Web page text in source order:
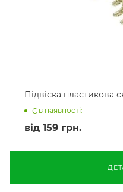
Підвіска пластикова
Є в наявності: 1
від 159 грн.